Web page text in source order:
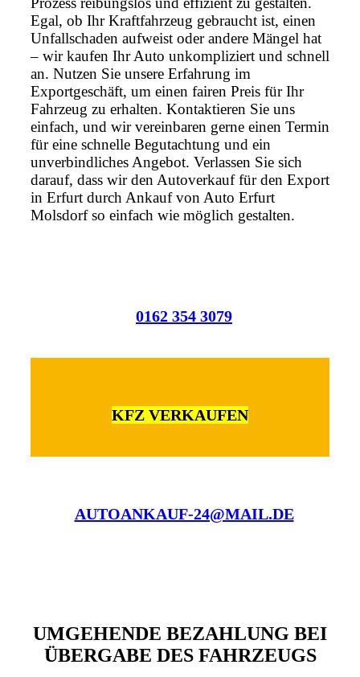
Egal, ob Ihr Kraftfahrzeug gebraucht ist, einen
Unfallschaden aufweist oder andere Mängel hat
– wir kaufen Ihr Auto unkompliziert und schnell
an. Nutzen Sie unsere Erfahrung im
Exportgeschäft, um einen fairen Preis für Ihr
Fahrzeug zu erhalten. Kontaktieren Sie uns
einfach, und wir vereinbaren gerne einen Termin
für eine schnelle Begutachtung und ein
unverbindliches Angebot. Verlassen Sie sich
darauf, dass wir den Autoverkauf für den Export
in Erfurt durch Ankauf von Auto Erfurt
Molsdorf so einfach wie möglich gestalten.
0162 354 3079
KFZ VERKAUFEN
AUTOANKAUF-24@MAIL.DE
UMGEHENDE BEZAHLUNG BEI
ÜBERGABE DES FAHRZEUGS